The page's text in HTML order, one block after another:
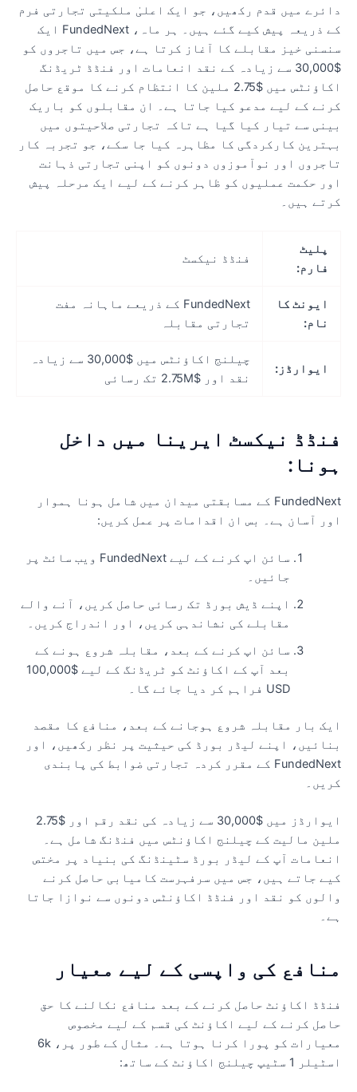
میں قدم رکھیں، جو ایک اعلیٰ ملکیتی تجارتی فرم
کے ذریعہ پیش کیے گئے ہیں۔ ہر ماہ، FundedNext ایک
خیز مقابلے کا آغاز کرتا ہے، جس میں تاجروں کو
$30,000 سے زیادہ کے نقد انعامات اور فنڈڈ ٹریڈنگ
اکاؤنٹس میں $2.75 ملین کا انتظام کرنے کا موقع حاصل
کے لیے مدعو کیا جاتا ہے۔ ان مقابلوں کو باریک
سے تیار کیا گیا ہے تاکہ تجارتی صلاحیتوں میں
کارکردگی کا مظاہرہ کیا جا سکے، جو تجربہ کار
اور نوآموزوں دونوں کو اپنی تجارتی ذہانت
حکمت عملیوں کو ظاہر کرنے کے لیے ایک مرحلہ پیش
ہیں۔
پلیٹ
فارم:
فنڈڈ نیکسٹ
ایونٹ کا
نام:
FundedNext کے ذریعے ماہانہ مفت
تجارتی مقابلہ
ایوارڈز:
چیلنج اکاؤنٹس میں $30,000 سے زیادہ
نقد اور $2.75M تک رسائی
نیکسٹ ایرینا میں داخل
FundedNext کے مسابقتی میدان میں شامل ہونا ہموار
آسان ہے۔ بس ان اقدامات پر عمل کریں:
سائن اپ کرنے کے لیے FundedNext ویب سائٹ پر
جائیں۔
اپنے ڈیش بورڈ تک رسائی حاصل کریں، آنے والے
مقابلے کی نشاندہی کریں، اور اندراج کریں۔
سائن اپ کرنے کے بعد، مقابلہ شروع ہونے کے
بعد آپ کے اکاؤنٹ کو ٹریڈنگ کے لیے $100,000
USD فراہم کر دیا جائے گا۔
بار مقابلہ شروع ہوجانے کے بعد، منافع کا مقصد
اپنے لیڈر بورڈ کی حیثیت پر نظر رکھیں، اور
FundedNext کے مقرر کردہ تجارتی ضوابط کی پابندی
ایوارڈز میں $30,000 سے زیادہ کی نقد رقم اور $2.75
مالیت کے چیلنج اکاؤنٹس میں فنڈنگ ​​شامل ہے۔
آپ کے لیڈر بورڈ سٹینڈنگ کی بنیاد پر مختص
جاتے ہیں، جس میں سرفہرست کامیابی حاصل کرنے
کو نقد اور فنڈڈ اکاؤنٹس دونوں سے نوازا جاتا
کی واپسی کے لیے معیار
اکاؤنٹ حاصل کرنے کے بعد منافع نکالنے کا حق
کرنے کے لیے اکاؤنٹ کی قسم کے لیے مخصوص
معیارات کو پورا کرنا ہوتا ہے۔ مثال کے طور پر، 6k
1 سٹیپ چیلنج اکاؤنٹ کے ساتھ: